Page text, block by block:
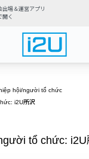
場＆運営アプリ
く
hội/người tổ chức
i2U所沢
tổ chức: i2U